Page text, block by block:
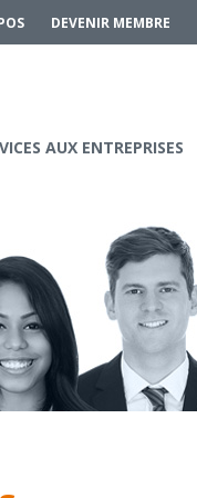
DEVENIR MEMBRE
AUX ENTREPRISES